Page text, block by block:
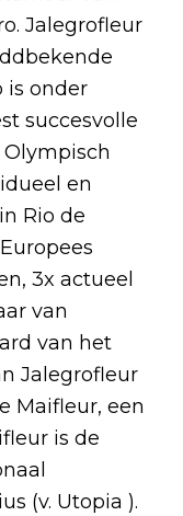
Jalegrofleur
is onder
succesvolle
en
Rio de
3x actueel
van
van het
Jalegrofleur
Maifleur, een
is de
(v. Utopia ).